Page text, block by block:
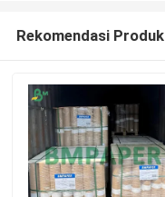
Rekomendasi Produk